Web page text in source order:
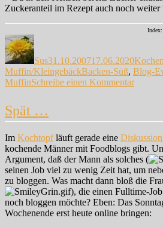
Zuckeranteil im Rezept auch noch weiter
Index:
Autor
Sus31.10.200717.06.2020
Muffin/KleingebäckSchlagwörter
Backen-Süß, Blog-
MuffinSchreibe einen Kommentarzu
…
Spät …
Im Kochtopfläuft gerade eine Diskussion
kochende Männer mit Foodblogs gibt.
Argument, daß der Mann als solches (
seinen Job viel zu wenig Zeit hat, um
zu bloggen. Was macht dann bloß die
), die einen Fulltime-
noch bloggen möchte? Eben: Das
Wochenende erst heute online bringen: